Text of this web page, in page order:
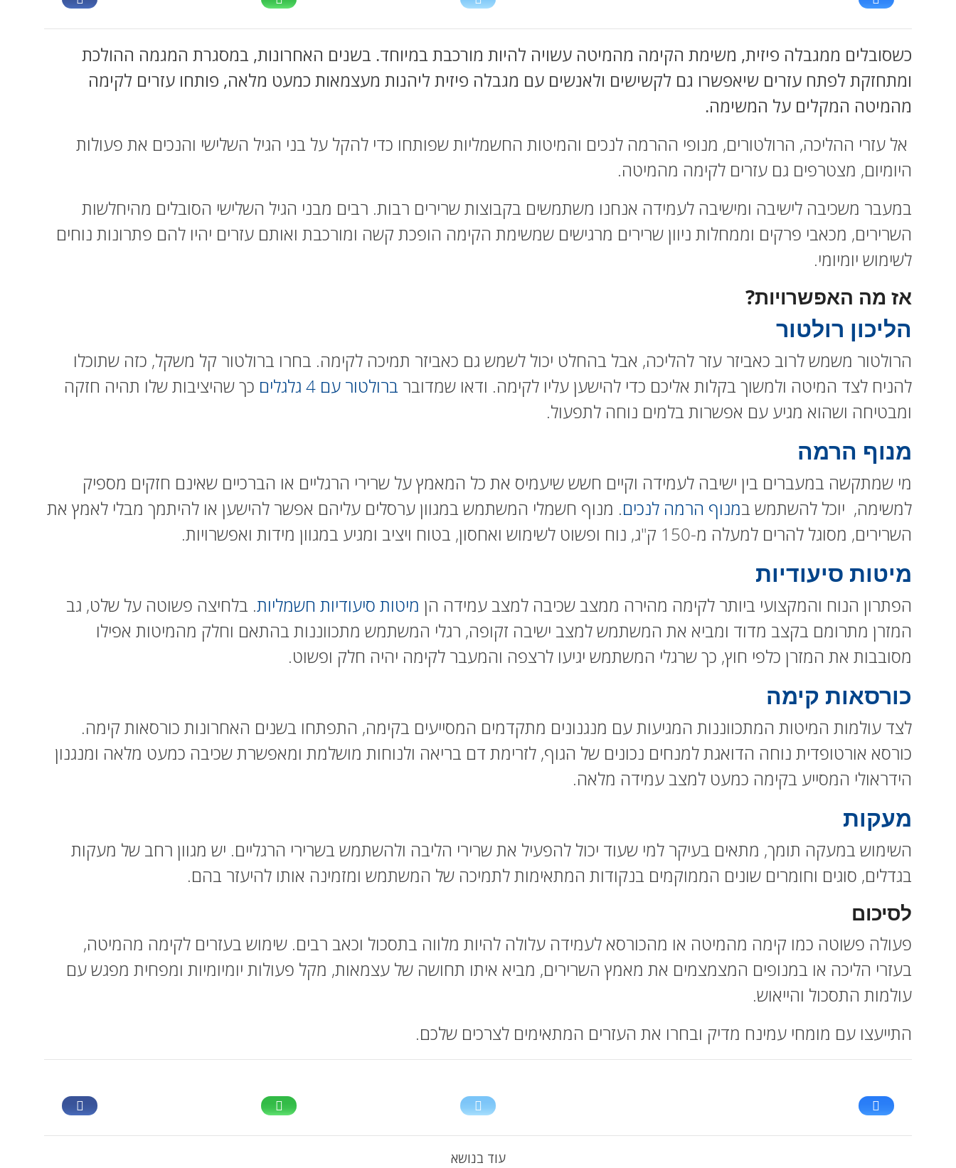
כשסובלים ממגבלה פיזית, משימת הקימה מהמיטה עשויה להיות מורכבת במיוחד. בשנים האחרונות, במסגרת המגמה ההולכת
ומתחזקת לפתח עזרים שיאפשרו גם לקשישים ולאנשים עם מגבלה פיזית ליהנות מעצמאות כמעט מלאה, פותחו עזרים לקימה
מהמיטה המקלים על המשימה.
אל עזרי ההליכה, הרולטורים, מנופי ההרמה לנכים והמיטות החשמליות שפותחו כדי להקל על בני הגיל השלישי והנכים את פעולות
היומיום, מצטרפים גם עזרים לקימה מהמיטה.
במעבר משכיבה לישיבה ומישיבה לעמידה אנחנו משתמשים בקבוצות שרירים רבות. רבים מבני הגיל השלישי הסובלים מהיחלשות
השרירים, מכאבי פרקים וממחלות ניוון שרירים מרגישים שמשימת הקימה הופכת קשה ומורכבת ואותם עזרים יהיו להם פתרונות נוחים
לשימוש יומיומי.
אז מה האפשרויות?
הליכון רולטור
הרולטור משמש לרוב כאביזר עזר להליכה, אבל בהחלט יכול לשמש גם כאביזר תמיכה לקימה. בחרו ברולטור קל משקל, כזה שתוכלו
להניח לצד המיטה ולמשוך בקלות אליכם כדי להישען עליו לקימה. ודאו שמדובר ברולטור עם 4 גלגלים
כך שהיציבות שלו תהיה חזקה
ומבטיחה ושהוא מגיע עם אפשרות בלמים נוחה לתפעול.
מנוף הרמה
מי שמתקשה במעברים בין ישיבה לעמידה וקיים חשש שיעמיס את כל המאמץ על שרירי הרגליים או הברכיים שאינם חזקים מספיק
למשימה, יוכל להשתמש במנוף הרמה לנכים. מנוף חשמלי המשתמש במגוון ערסלים עליהם אפשר להישען או להיתמך מבלי לאמץ את
השרירים, מסוגל להרים למעלה מ-150 ק"ג, נוח ופשוט לשימוש ואחסון, בטוח ויציב ומגיע במגוון מידות ואפשרויות.
מיטות סיעודיות
הפתרון הנוח והמקצועי ביותר לקימה מהירה ממצב שכיבה למצב עמידה הן מיטות סיעודיות חשמליות. בלחיצה פשוטה על שלט, גב
המזרן מתרומם בקצב מדוד ומביא את המשתמש למצב ישיבה זקופה, רגלי המשתמש מתכווננות בהתאם וחלק מהמיטות אפילו
מסובבות את המזרן כלפי חוץ, כך שרגלי המשתמש יגיעו לרצפה והמעבר לקימה יהיה חלק ופשוט.
כורסאות קימה
לצד עולמות המיטות המתכווננות המגיעות עם מנגנונים מתקדמים המסייעים בקימה, התפתחו בשנים האחרונות כורסאות קימה.
כורסא אורטופדית נוחה הדואגת למנחים נכונים של הגוף, לזרימת דם בריאה ולנוחות מושלמת ומאפשרת שכיבה כמעט מלאה ומנגנון
הידראולי המסייע בקימה כמעט למצב עמידה מלאה.
מעקות
השימוש במעקה תומך, מתאים בעיקר למי שעוד יכול להפעיל את שרירי הליבה ולהשתמש בשרירי הרגליים. יש מגוון רחב של מעקות
בגדלים, סוגים וחומרים שונים הממוקמים בנקודות המתאימות לתמיכה של המשתמש ומזמינה אותו להיעזר בהם.
לסיכום
פעולה פשוטה כמו קימה מהמיטה או מהכורסא לעמידה עלולה להיות מלווה בתסכול וכאב רבים. שימוש בעזרים לקימה מהמיטה,
בעזרי הליכה או במנופים המצמצמים את מאמץ השרירים, מביא איתו תחושה של עצמאות, מקל פעולות יומיומיות ומפחית מפגש עם
עולמות התסכול והייאוש.
התייעצו עם מומחי עמינח מדיק ובחרו את העזרים המתאימים לצרכים שלכם.
עוד בנושא